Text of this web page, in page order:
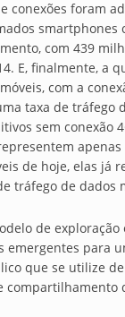
conexões foram
smartphones
com 439
E, finalmente, a
com a
taxa de tráfego
sem conexão
apenas
de hoje, elas já
tráfego de dados
de exploração
emergentes para
que se utilize
compartilhamento